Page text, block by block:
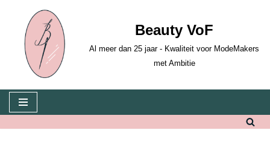
naar
inhoud
Beauty VoF
Al meer dan 25 jaar - Kwaliteit voor ModeMakers
met Ambitie